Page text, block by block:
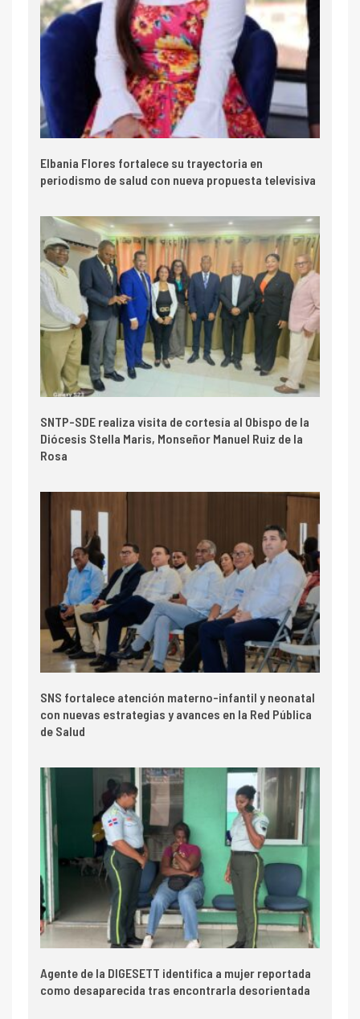
Elbania Flores fortalece su trayectoria en
periodismo de salud con nueva propuesta televisiva
SNTP-SDE realiza visita de cortesía al Obispo de la
Diócesis Stella Maris, Monseñor Manuel Ruiz de la
Rosa
SNS fortalece atención materno-infantil y neonatal
con nuevas estrategias y avances en la Red Pública
de Salud
Agente de la DIGESETT identifica a mujer reportada
como desaparecida tras encontrarla desorientada